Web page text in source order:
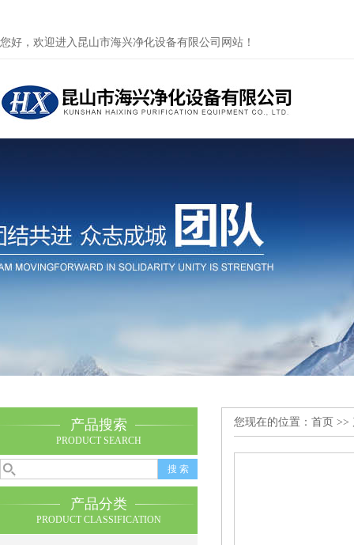
您好，欢迎进入昆山市海兴净化设备有限公司网站！
产品搜索
PRODUCT SEARCH
产品分类
PRODUCT CLASSIFICATION
您现在的位置： 首页 >>